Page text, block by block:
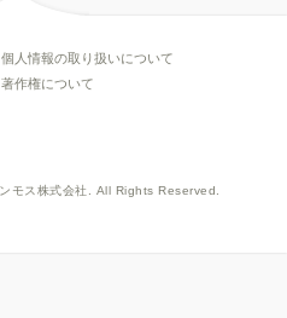
個人情報の取り扱いについて
著作権について
モス株式会社. All Rights Reserved.